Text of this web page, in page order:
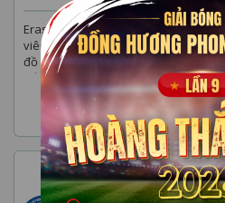
Erasoft với đội ngũ lập trình
viên và chuyên gia thiết kế
đồ họa luôn cập nhật những
tiến bộ mới nhất về công
nghệ web sẽ nâng...
Chi tiết